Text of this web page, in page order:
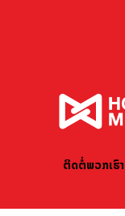
ຕິດຕໍ່ພວກເຮົາ